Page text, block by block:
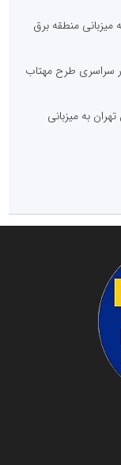
منطقه برق
مانور سراسری طرح مهتاب
به میزبانی